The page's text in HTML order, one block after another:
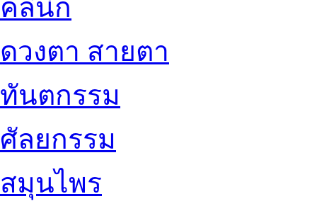
คลีนิก
ดวงตา สายตา
ทันตกรรม
ศัลยกรรม
สมุนไพร